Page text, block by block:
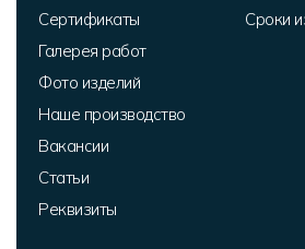
Сертификаты
Галерея работ
Фото изделий
Наше производство
Вакансии
Статьи
Реквизиты
Сроки